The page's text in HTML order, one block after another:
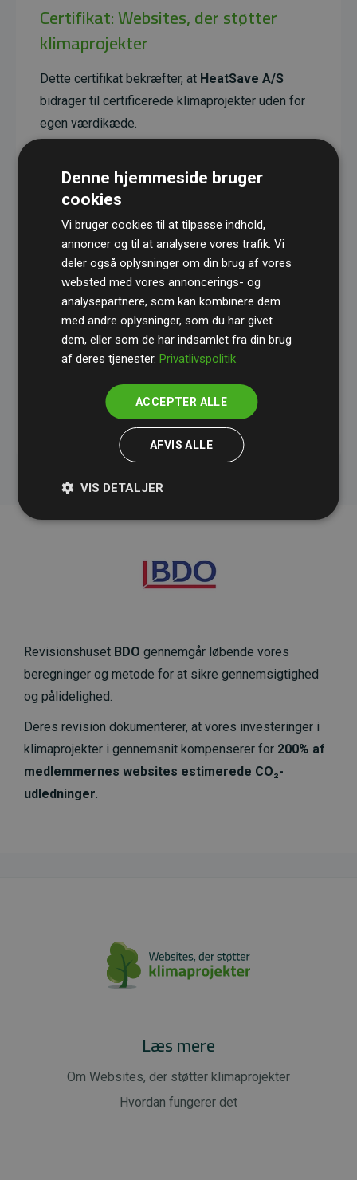
Certifikat: Websites, der støtter
klimaprojekter
Dette certifikat bekræfter, at HeatSave A/S
bidrager til certificerede klimaprojekter uden for
egen værdikæde.
reducerende effekt, som i gennemsnit svarer til
dobbelt så meget CO₂ som den estimerede
Alle projekter er verificeret gennem Gold
Standard– en international ordning, der sikrer høj
kvalitet og gennemsigtighed i klimainvesteringer.
Du kan læse mere om de konkrete projekter
initiativet Websites, der støtter klimaprojekter
Revisionshuset BDO gennemgår løbende vores
beregninger og metode for at sikre gennemsigtighed
og pålidelighed.
Deres revision dokumenterer, at vores investeringer i
klimaprojekter i gennemsnit kompenserer for 200% af
medlemmernes websites estimerede CO₂-
udledninger.
Læs mere
Om Websites, der støtter klimaprojekter
Hvordan fungerer det
Denne hjemmeside bruger
cookies
Vi bruger cookies til at tilpasse indhold,
annoncer og til at analysere vores trafik. Vi
deler også oplysninger om din brug af vores
websted med vores annoncerings- og
analysepartnere, som kan kombinere dem
med andre oplysninger, som du har givet
dem, eller som de har indsamlet fra din brug
af deres tjenester.Privatlivspolitik
ACCEPTER ALLE
AFVIS ALLE
VIS DETALJER